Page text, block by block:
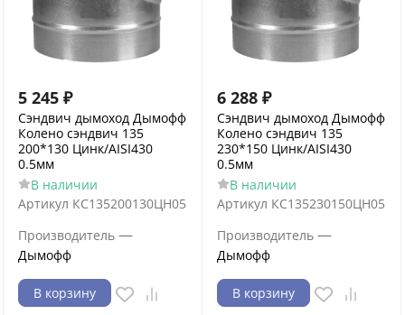
5 245 ₽
Сэндвич дымоход Дымофф
Колено сэндвич 135
200*130 Цинк/AISI430
0.5мм
В наличии
Артикул КС135200130ЦН05
Производитель —
Дымофф
В корзину
6 288 ₽
Сэндвич дымоход Дымофф
Колено сэндвич 135
230*150 Цинк/AISI430
0.5мм
В наличии
Артикул КС135230150ЦН05
Производитель —
Дымофф
В корзину